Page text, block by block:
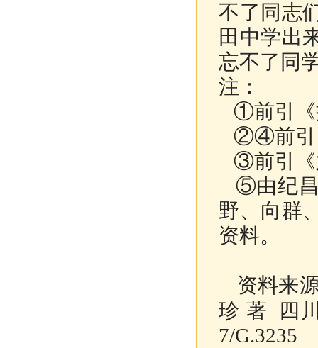
不了同志
田中学出
忘不了同
注：
①前引《
②④前引
③前引《
⑤由纪昌
野、向群
资料。
资料来
珍 著 四
7/G.3235